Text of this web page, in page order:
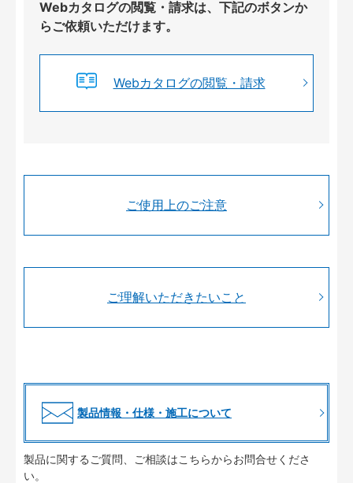
Webカタログの閲覧・請求は、下記のボタンか
らご依頼いただけます。
Webカタログの閲覧・請求
ご使用上のご注意
ご理解いただきたいこと
製品情報・仕様・施工について
製品に関するご質問、ご相談はこちらからお問合せくださ
い。